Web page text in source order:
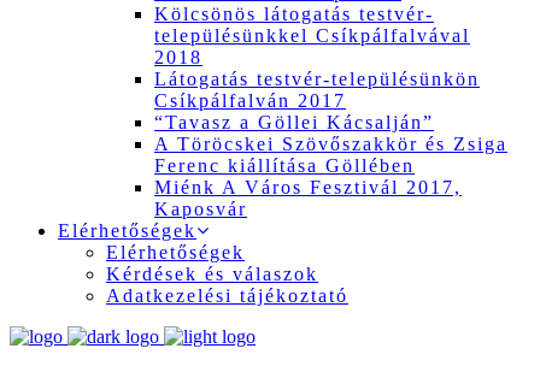
Kölcsönös látogatás testvér-
településünkkel Csíkpálfalvával
2018
Látogatás testvér-településünkön
Csíkpálfalván 2017
“Tavasz a Göllei Kácsalján”
A Töröcskei Szövőszakkör és Zsiga
Ferenc kiállítása Göllében
Miénk A Város Fesztivál 2017,
Kaposvár
Elérhetőségek
Elérhetőségek
Kérdések és válaszok
Adatkezelési tájékoztató